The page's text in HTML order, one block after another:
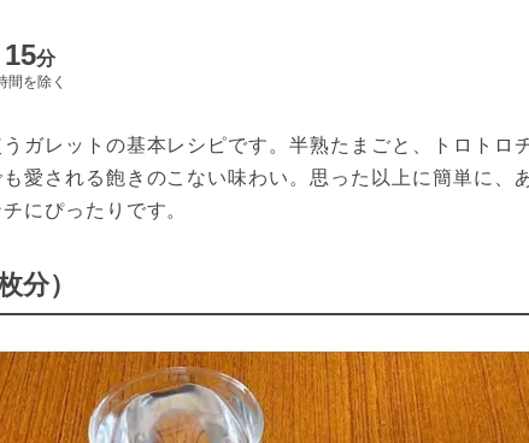
15分
間を除く
ガレットの基本レシピです。半熟たまごと、トロトロ
愛される飽きのこない味わい。思った以上に簡単に、
にぴったりです。
分）